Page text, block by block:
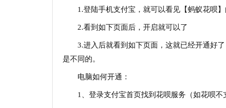
1.登陆手机支付宝，就可以看见【蚂蚁花呗】
2.看到如下页面后，开启就可以了
3.进入后就看到如下页面，这就已经开通好
是不同的。
电脑如何开通：
1、登录支付宝首页找到花呗服务（如花呗不